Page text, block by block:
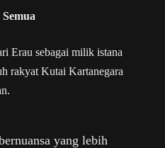
Erau sebagai milik istana
rakyat Kutai Kartanegara
yang lebih